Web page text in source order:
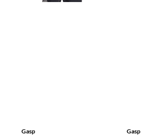
Gasp Gasp